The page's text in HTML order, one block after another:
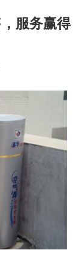
服务赢得